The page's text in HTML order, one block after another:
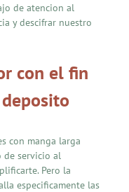
de atencion al
y descifrar nuestro
con el fin
con manga larga
de servicio al
Pero la
especificamente las